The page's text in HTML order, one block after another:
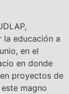
la educación a
en el
en donde
proyectos de
magno